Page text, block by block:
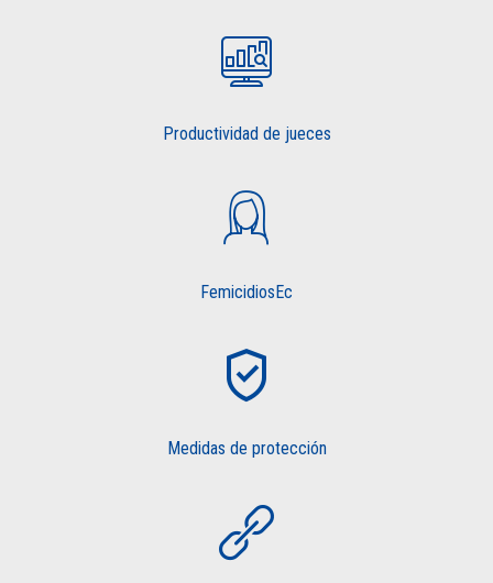
Productividad de jueces
FemicidiosEc
Medidas de protección